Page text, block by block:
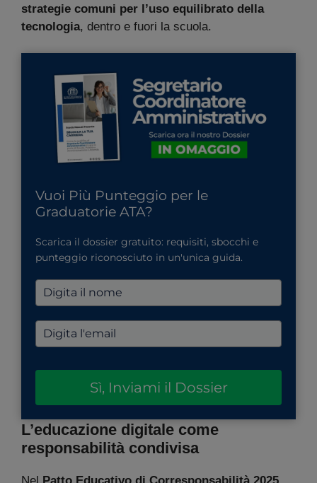
strategie comuni per l’uso equilibrato della
tecnologia, dentro e fuori la scuola.
Vuoi Più Punteggio per le
Graduatorie ATA?
Scarica il dossier gratuito: requisiti, sbocchi e
punteggio riconosciuto in un'unica guida.
Sì, Inviami il Dossier
L’educazione digitale come
responsabilità condivisa